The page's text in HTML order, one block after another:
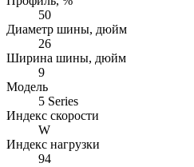
50
Диаметр шины, дюйм
26
Ширина шины, дюйм
9
Модель
5 Series
Индекс скорости
W
Индекс нагрузки
94